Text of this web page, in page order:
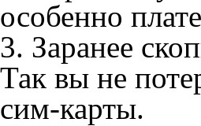
особенно
3. Заранее
Так вы не
сим-карты.